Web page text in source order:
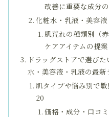
改善に重要な成分
化粧水・乳液・美容
肌荒れの種類別（
ケアアイテムの提案
ドラッグストアで選び
水・美容液・乳液の最新
肌タイプや悩み別で
20
価格・成分・口コ